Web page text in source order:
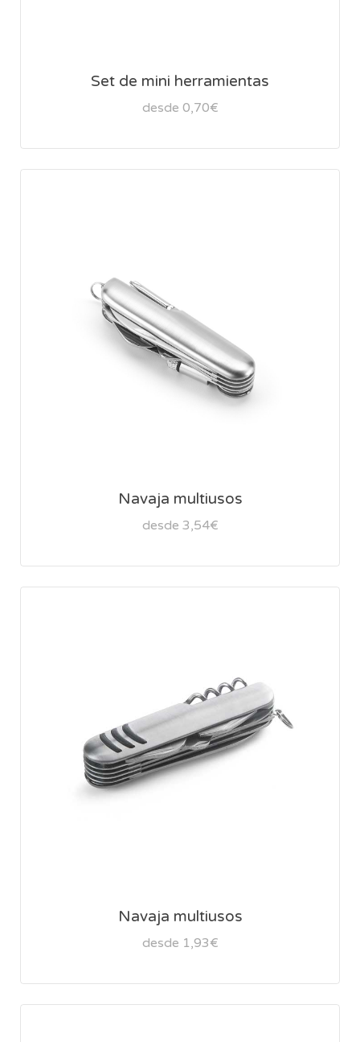
Set de mini herramientas
desde 0,70€
Navaja multiusos
desde 3,54€
Navaja multiusos
desde 1,93€